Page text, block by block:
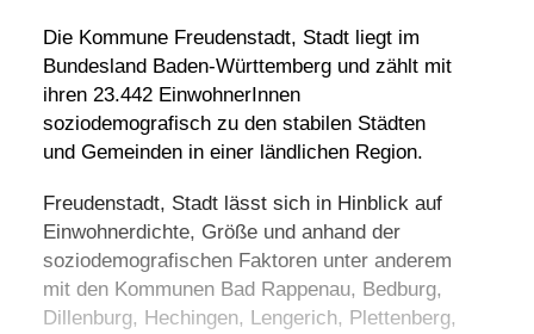
Die Kommune Freudenstadt, Stadt liegt im
Bundesland Baden-Württemberg und zählt mit
ihren 23.442 EinwohnerInnen
soziodemografisch zu den stabilen Städten
und Gemeinden in einer ländlichen Region.
Freudenstadt, Stadt lässt sich in Hinblick auf
Einwohnerdichte, Größe und anhand der
soziodemografischen Faktoren unter anderem
mit den Kommunen Bad Rappenau, Bedburg,
Dillenburg, Hechingen, Lengerich, Plettenberg,